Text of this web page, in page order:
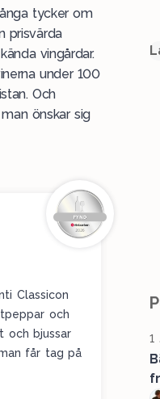
tycker om
prisvärda
vingårdar.
under 100
. Och
önskar sig
Classicon
och
och bjussar
får tag på
1